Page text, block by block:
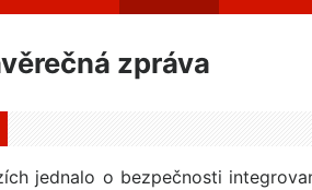
zpráva
jednalo o bezpečnosti